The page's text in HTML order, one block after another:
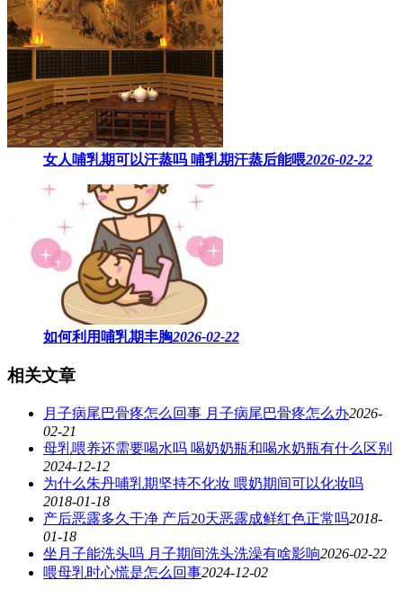
女人哺乳期可以汗蒸吗 ​哺乳期汗蒸后能喂2026-02-22
如何利用哺乳期丰胸2026-02-22
相关文章
月子病尾巴骨疼怎么回事 月子病尾巴骨疼怎么办2026-
02-21
母乳喂养还需要喝水吗 喝奶奶瓶和喝水奶瓶有什么区别
2024-12-12
为什么朱丹哺乳期坚持不化妆 喂奶期间可以化妆吗
2018-01-18
产后恶露多久干净 产后20天恶露成鲜红色正常吗2018-
01-18
坐月子能洗头吗​ 月子期间洗头洗澡有啥影响2026-02-22
喂母乳时心慌是怎么回事2024-12-02